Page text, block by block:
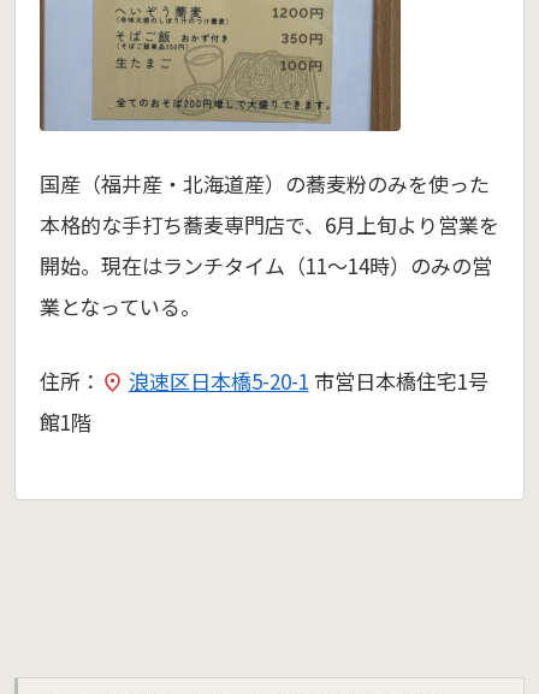
国産（福井産・北海道産）の蕎麦粉のみを使った
本格的な手打ち蕎麦専門店で、6月上旬より営業を
開始。現在はランチタイム（11～14時）のみの営
業となっている。
住所： 浪速区日本橋5-20-1 市営日本橋住宅1号
館1階